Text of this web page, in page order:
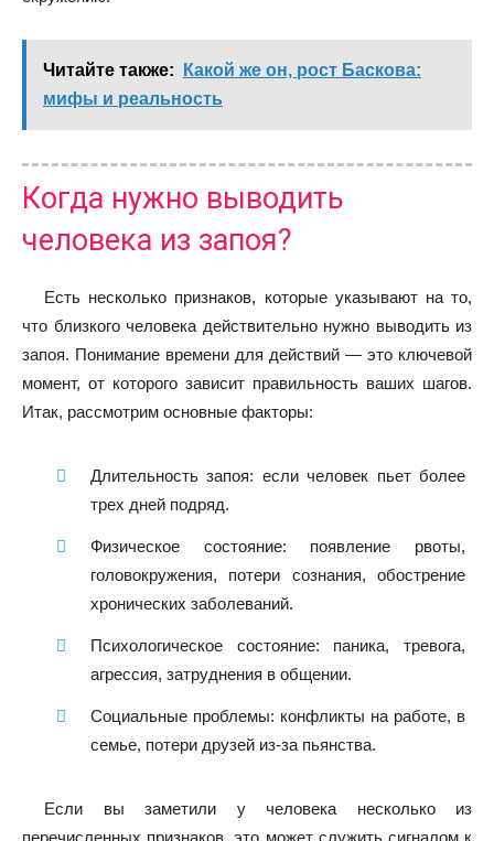
Читайте также:
Какой же он, рост Баскова:
мифы и реальность
Когда нужно выводить
человека из запоя?
Есть несколько признаков, которые указывают на то,
что близкого человека действительно нужно выводить из
запоя. Понимание времени для действий — это ключевой
момент, от которого зависит правильность ваших шагов.
Итак, рассмотрим основные факторы:
Длительность запоя: если человек пьет более
трех дней подряд.
Физическое состояние: появление рвоты,
головокружения, потери сознания, обострение
хронических заболеваний.
Психологическое состояние: паника, тревога,
агрессия, затруднения в общении.
Социальные проблемы: конфликты на работе, в
семье, потери друзей из-за пьянства.
Если вы заметили у человека несколько из
перечисленных признаков, это может служить сигналом к